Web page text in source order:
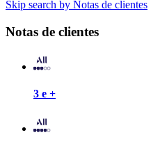
Skip search by Notas de clientes
Notas de clientes
3 e +